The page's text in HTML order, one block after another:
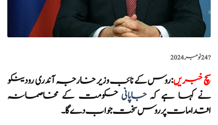
?️24 نومبر 2024
سچ خبریں:روس کے نائب وزیر خارجہ آندری رودینکو
نے کہا ہے کہجاپانی حکومت کے مخاصمانہ
اقدامات پر روس سخت جواب دے گا۔